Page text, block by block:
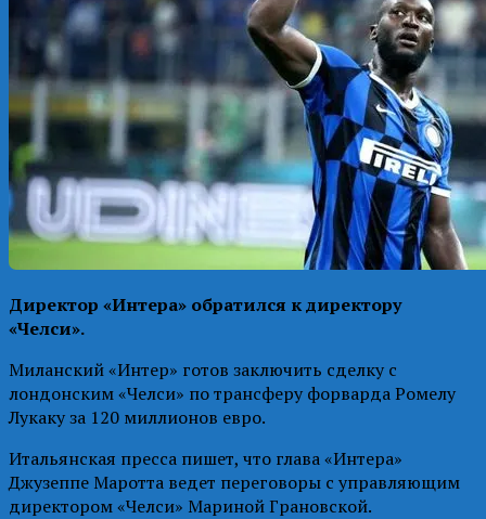
Директор «Интера» обратился к директору
«Челси».
Миланский «Интер» готов заключить сделку с
лондонским «Челси» по трансферу форварда Ромелу
Лукаку за 120 миллионов евро.
Итальянская пресса пишет, что глава «Интера»
Джузеппе Маротта ведет переговоры с управляющим
директором «Челси» Мариной Грановской.